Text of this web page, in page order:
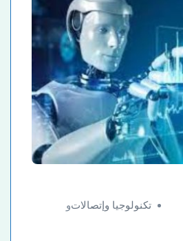
تكنولوجيا وإتصالاتو